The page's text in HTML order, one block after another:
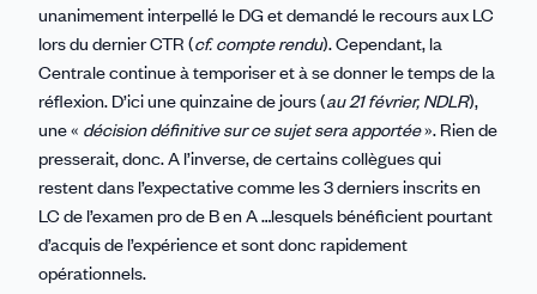
unanimement interpellé le DG et demandé le recours aux LC
lors du dernier CTR (cf. compte rendu). Cependant, la
Centrale continue à temporiser et à se donner le temps de la
réflexion. D’ici une quinzaine de jours (au 21 février, NDLR),
une « décision définitive sur ce sujet sera apportée». Rien de
presserait, donc. A l’inverse, de certains collègues qui
restent dans l’expectative comme les 3 derniers inscrits en
LC de l’examen pro de B en A …lesquels bénéficient pourtant
d’acquis de l’expérience et sont donc rapidement
opérationnels.